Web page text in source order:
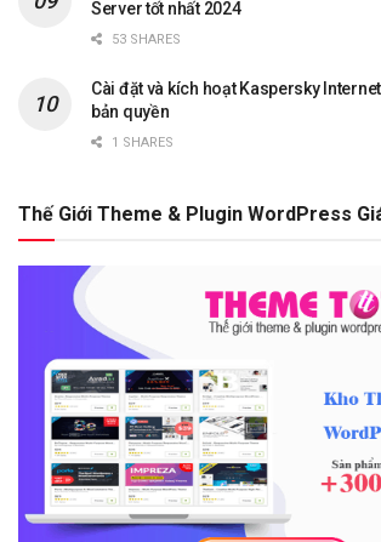
Server tốt nhất 2024
53 SHARES
Cài đặt và kích hoạt Kaspersky
bản quyền
1 SHARES
Thế Giới Theme & Plugin WordPress